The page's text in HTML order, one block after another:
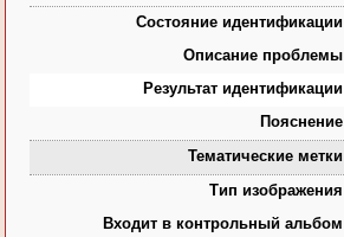
Состояние идентификации
Описание проблемы
Результат идентификации
Пояснение
Тематические метки
Тип изображения
Входит в контрольный альбом